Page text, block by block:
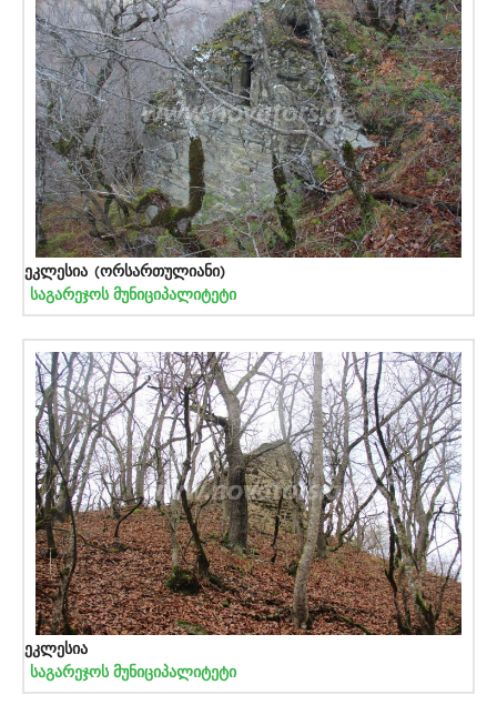
ეკლესია (ორსართულიანი)
საგარეჯოს მუნიციპალიტეტი
ეკლესია
საგარეჯოს მუნიციპალიტეტი